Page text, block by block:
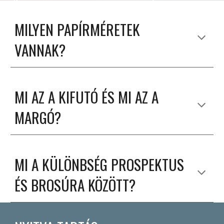
MILYEN PAPÍRMÉRETEK
VANNAK?
MI AZ A KIFUTÓ ÉS MI AZ A
MARGÓ?
MI A KÜLÖNBSÉG PROSPEKTUS
ÉS BROSÚRA KÖZÖTT?